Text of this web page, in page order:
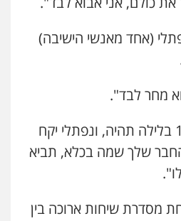
(אחד מאנשי הישיבה)
מחר לבד".
הרב ברלנד: "כן וב-11 בלילה תהיה, ונפתלי יקח
שלך שמה בכלא, תביא
מסדרת שיחות ארוכה בין